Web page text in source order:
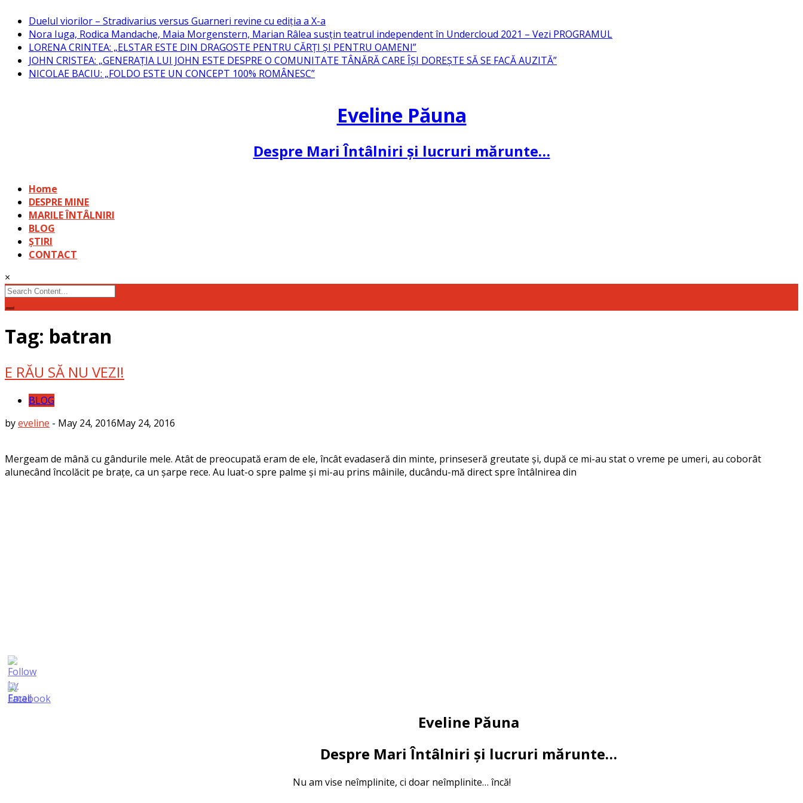
content
Duelul viorilor – Stradivarius versus Guarneri revine cu ediția a X-a
Nora Iuga, Rodica Mandache, Maia Morgenstern, Marian Râlea susțin teatrul independent în Undercloud 2021 – Vezi PROGRAMUL
LORENA CRINTEA: „ELSTAR ESTE DIN DRAGOSTE PENTRU CĂRȚI ȘI PENTRU OAMENI”
JOHN CRISTEA: „GENERAȚIA LUI JOHN ESTE DESPRE O COMUNITATE TÂNĂRĂ CARE ÎȘI DOREȘTE SĂ SE FACĂ AUZITĂ”
NICOLAE BACIU: „FOLDO ESTE UN CONCEPT 100% ROMÂNESC”
Eveline Păuna
Despre Mari Întâlniri și lucruri mărunte…
Home
DESPRE MINE
MARILE ÎNTÂLNIRI
BLOG
ȘTIRI
CONTACT
×
Search
for:
Tag: batran
E RĂU SĂ NU VEZI!
BLOG
byeveline - May 24, 2016May 24, 2016
Mergeam de mână cu gândurile mele. Atât de preocupată eram de ele, încât evadaseră din minte, prinseseră greutate și, după ce mi-au stat o vreme pe umeri, au coborât
alunecând încolăcit pe brațe, ca un șarpe rece. Au luat-o spre palme și mi-au prins mâinile, ducându-mă direct spre întâlnirea din
Eveline Păuna
Despre Mari Întâlniri și lucruri mărunte…
Nu am vise neîmplinite, ci doar neîmplinite… încă!